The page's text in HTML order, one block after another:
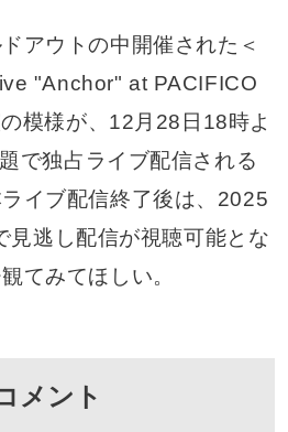
アウトの中開催された＜
"Anchor" at PACIFICO
模様が、12月28日18時よ
で独占ライブ配信される
イブ配信終了後は、2025
逃し配信が視聴可能とな
てみてほしい。
メント